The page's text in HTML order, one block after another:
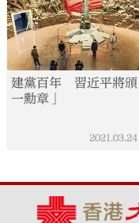
建黨百年 習近平將頒
一勳章」
2021.03.24